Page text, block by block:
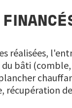
réalisées,
bâti
récupération